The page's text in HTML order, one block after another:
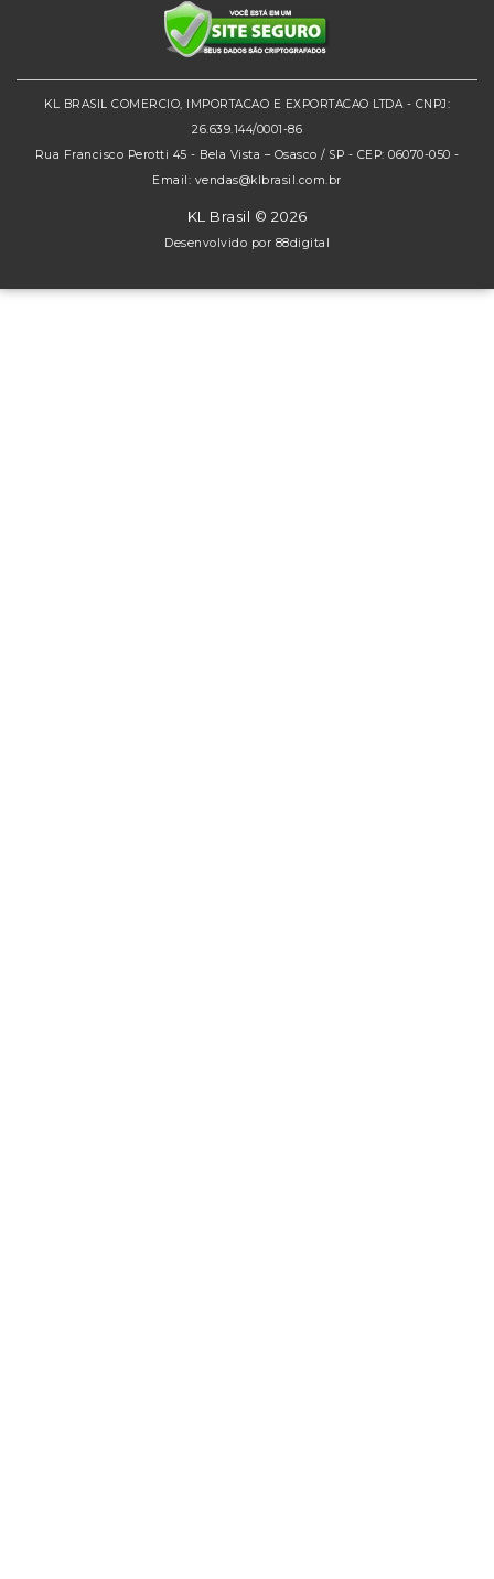
KL BRASIL COMERCIO, IMPORTACAO E EXPORTACAO LTDA - CNPJ:
26.639.144/0001-86
Rua Francisco Perotti 45 - Bela Vista – Osasco / SP - CEP: 06070-050 -
Email: vendas@klbrasil.com.br
KL Brasil © 2026
Desenvolvido por 88digital